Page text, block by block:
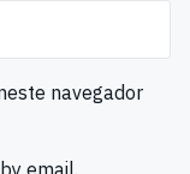
navegador
email.